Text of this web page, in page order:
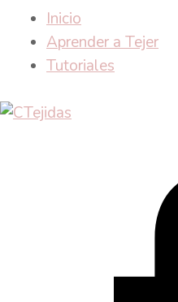
Inicio
Aprender a Tejer
Tutoriales